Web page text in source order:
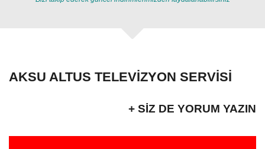
AKSU ALTUS TELEVIZYON SERVISI
+ SIZ DE YORUM YAZIN